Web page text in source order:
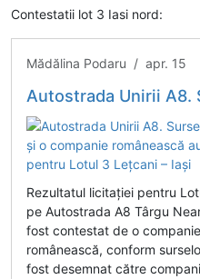
Contestatii lot 3 Iasi nord:
Mădălina Podaru / apr. 15
Autostrada Unirii A8. Surse: O companie turcă „no name” și o
Rezultatul licitației pentru
pe Autostrada A8 Târgu
fost contestat de o
românească, conform
fost desemnat către